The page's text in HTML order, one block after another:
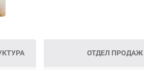
ОТДЕЛ ПРОДАЖ